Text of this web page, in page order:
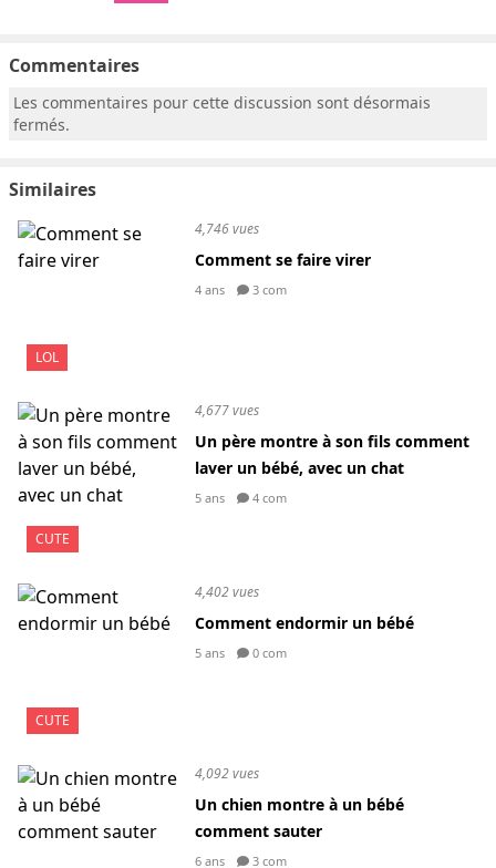
Commentaires
Les commentaires pour cette discussion sont désormais
fermés.
Similaires
LOL
4,746 vues
Comment se faire virer
4 ans 3 com
CUTE
4,677 vues
Un père montre à son fils comment
laver un bébé, avec un chat
5 ans 4 com
CUTE
4,402 vues
Comment endormir un bébé
5 ans 0 com
4,092 vues
Un chien montre à un bébé
comment sauter
6 ans 3 com